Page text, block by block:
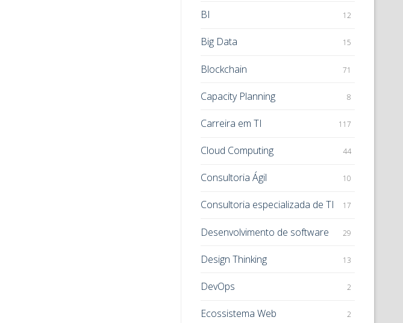
BI 12
Big Data 15
Blockchain 71
Capacity Planning 8
Carreira em TI 117
Cloud Computing 44
Consultoria Ágil 10
Consultoria especializada de TI 17
Desenvolvimento de software 29
Design Thinking 13
DevOps 2
Ecossistema Web 2